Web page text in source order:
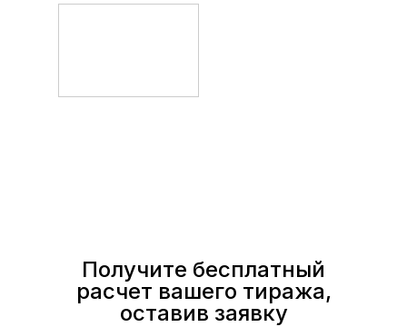
Получите бесплатный
расчет вашего тиража,
оставив заявку